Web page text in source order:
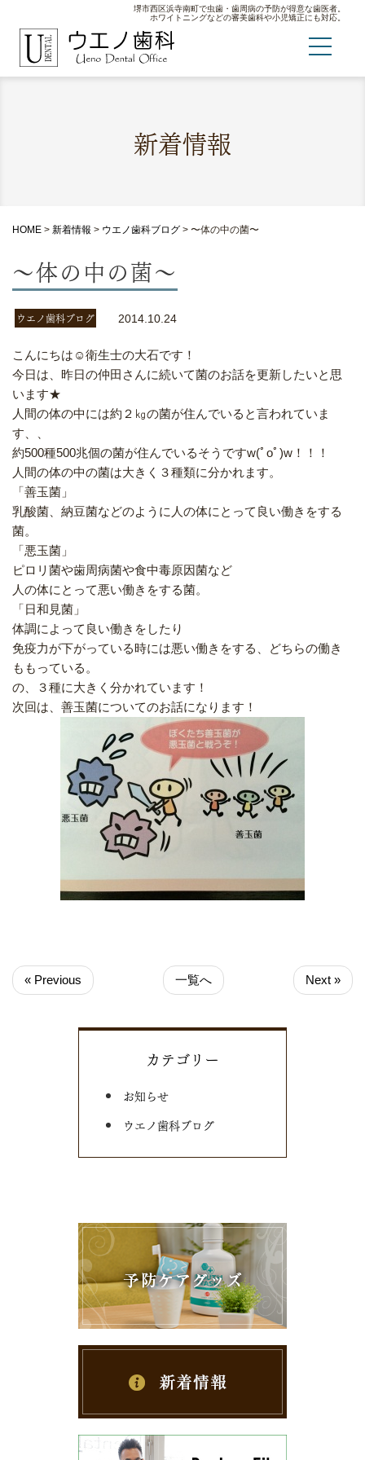
堺市西区浜寺南町で虫歯・歯周病の予防が得意な歯医者。
ホワイトニングなどの審美歯科や小児矯正にも対応。
新着情報
HOME > 新着情報 > ウエノ歯科ブログ > 〜体の中の菌〜
〜体の中の菌〜
ウエノ歯科ブログ 2014.10.24
こんにちは☺︎衛生士の大石です！
今日は、昨日の仲田さんに続いて菌のお話を更新したいと思
います★
人間の体の中には約２㎏の菌が住んでいると言われていま
す、、
約500種500兆個の菌が住んでいるそうですw(ﾟoﾟ)w！！！
人間の体の中の菌は大きく３種類に分かれます。
「善玉菌」
乳酸菌、納豆菌などのように人の体にとって良い働きをする
菌。
「悪玉菌」
ピロリ菌や歯周病菌や食中毒原因菌など
人の体にとって悪い働きをする菌。
「日和見菌」
体調によって良い働きをしたり
免疫力が下がっている時には悪い働きをする、どちらの働き
ももっている。
の、３種に大きく分かれています！
次回は、善玉菌についてのお話になります！
« Previous 一覧へ Next »
カテゴリー
お知らせ
ウエノ歯科ブログ